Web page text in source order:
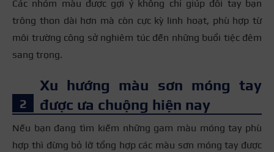
Các nhóm màu được gợi ý không chỉ giúp đôi tay bạn
trông thon dài hơn mà còn cực kỳ linh hoạt, phù hợp từ
môi trường công sở nghiêm túc đến những buổi tiệc đêm
sang trọng.
Xu hướng màu sơn móng tay
được ưa chuộng hiện nay
Nếu bạn đang tìm kiếm những gam màu móng tay phù
hợp thì đừng bỏ lỡ tổng hợp các màu sơn móng tay được